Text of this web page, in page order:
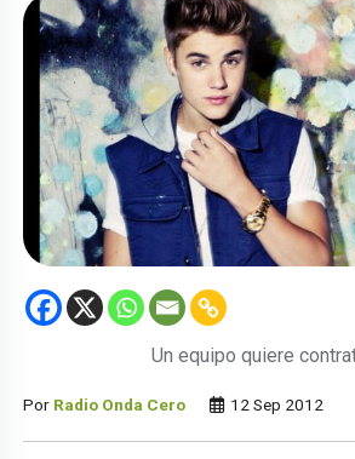
Un equipo quiere
Por Radio Onda Cero 12 Sep 2012